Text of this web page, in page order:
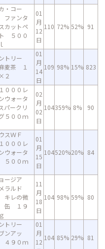
・コー
ファンタ
カットペ
５００
01
月
12
日
110 72% 52% 91
トリー
麦茶 １
２
01
月
14
日
109 98% 15% 823
０００レ
ウォータ
パークリ
５００ｍ
02
月
02
日
104359% 8% 90
スＷＦ
０００レ
ウォータ
５００ｍ
01
月
15
日
104520%20% 84
ージア
ラルド
キレの微
缶 １９
11
月
18
日
104 98% 59% 80
トリー
ンアッ
４９０ｍ
01
月
12
104 85% 29% 81